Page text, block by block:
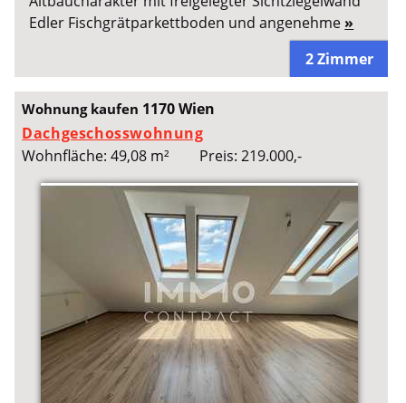
Edler Fischgrätparkettboden und angenehme »
2 Zimmer
Wohnung kaufen 1170 Wien
Dachgeschosswohnung
Wohnfläche: 49,08 m²
Preis: 219.000,-